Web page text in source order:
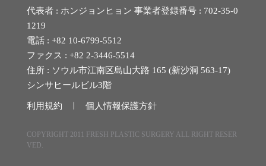
代表者 : ホンジョンヒョン 事業者登録番号 : 702-35-0
1219
電話 : +82 10-6799-5512
ファクス : +82 2-3446-5514
住所 : ソウル市江南区島山大路 165 (新沙洞 563-17)
シンサヒールビル3階
利用規約 ㅣ 個人情報保護方針
COPYRIGHT 2011 FRESH PLASTIC SURGERY ALL RIGHT RESER
VED.